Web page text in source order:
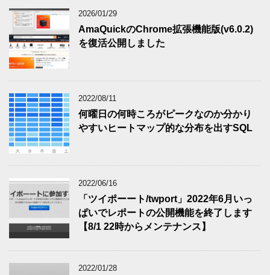
2026/01/29
AmaQuickのChrome拡張機能版(v6.0.2)
を復活公開しました
2022/08/11
何曜日の何時ころがピークなのか分かり
やすいヒートマップ的な分布を出すSQL
2022/06/16
「ツイポーート/twport」2022年6月いっ
ぱいでレポートの公開機能を終了します
【8/1 22時からメンテナンス】
2022/01/28